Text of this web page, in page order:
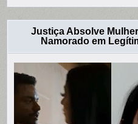
Justiça Absolve
Namorado em